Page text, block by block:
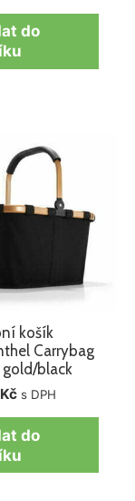
do
košík
Carrybag
black
Kč s DPH
do